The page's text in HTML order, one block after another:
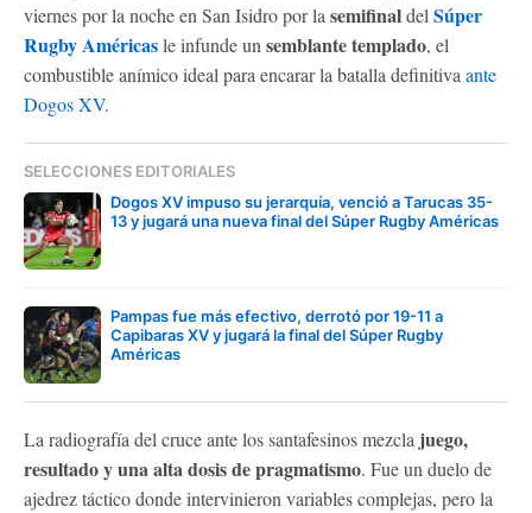
viernes por la noche en San Isidro por la semifinaldel Súper
Rugby Américasle infunde un semblante templado, el
combustible anímico ideal para encarar la batalla definitiva ante
Dogos XV.
SELECCIONES EDITORIALES
Dogos XV impuso su jerarquía, venció a Tarucas 35-
13 y jugará una nueva final del Súper Rugby Américas
Pampas fue más efectivo, derrotó por 19-11 a
Capibaras XV y jugará la final del Súper Rugby
Américas
La radiografía del cruce ante los santafesinos mezcla juego,
resultado y una alta dosis de pragmatismo. Fue un duelo de
ajedrez táctico donde intervinieron variables complejas, pero la